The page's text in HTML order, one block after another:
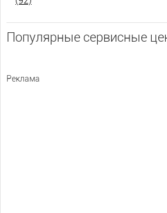
Популярные сервисные
Реклама